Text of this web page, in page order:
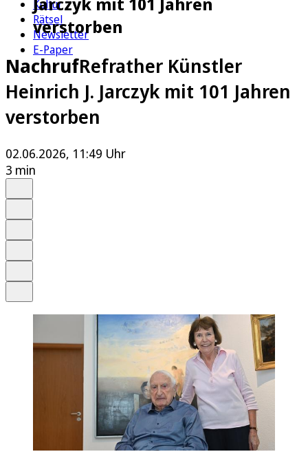
Kultur
Rätsel
Newsletter
E-Paper
verstorben
NachrufRefrather Künstler
Heinrich J. Jarczyk mit 101 Jahren
verstorben
02.06.2026, 11:49 Uhr
3 min